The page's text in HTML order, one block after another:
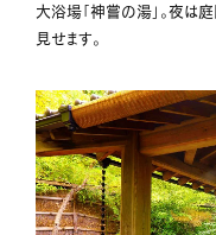
大浴場「神嘗の湯」。夜は
見せます。